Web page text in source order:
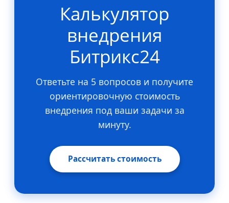
Калькулятор
внедрения
Битрикс24
Ответьте на 5 вопросов и получите
ориентировочную стоимость
внедрения под ваши задачи за
минуту.
Рассчитать стоимость